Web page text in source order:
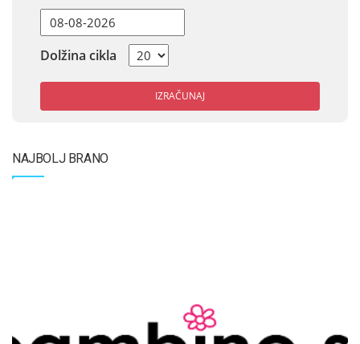
Dolžina cikla
IZRAČUNAJ
NAJBOLJ BRANO